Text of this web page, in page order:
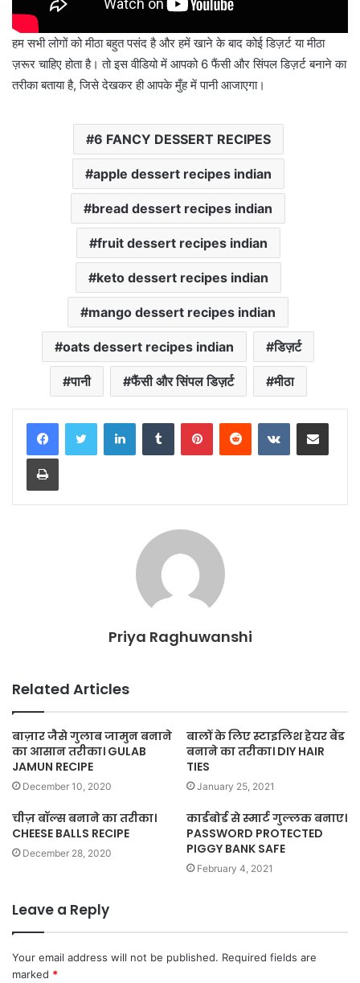
हम सभी लोगों को मीठा बहुत पसंद है और हमें खाने के बाद कोई डिज़र्ट या मीठा
ज़रूर चाहिए होता है। तो इस वीडियो में आपको 6 फैंसी और सिंपल डिज़र्ट बनाने का
तरीका बताया है, जिसे देखकर ही आपके मुँह में पानी आजाएगा।
6 FANCY DESSERT RECIPES
apple dessert recipes indian
bread dessert recipes indian
fruit dessert recipes indian
keto dessert recipes indian
mango dessert recipes indian
oats dessert recipes indian डिज़र्ट
पानी फैंसी और सिंपल डिज़र्ट मीठा
LinkedInTumblr PinterestReddit VKontakteShare via Email
Print
Priya Raghuwanshi
Related Articles
बाज़ार जैसे गुलाब जामुन बनाने
का आसान तरीका। GULAB
JAMUN RECIPE
December 10, 2020
बालों के लिए स्टाइलिश हेयर बैंड
बनाने का तरीका। DIY HAIR
TIES
January 25, 2021
चीज़ बॉल्स बनाने का तरीका।
CHEESE BALLS RECIPE
December 28, 2020
कार्डबोर्ड से स्मार्ट गुल्लक बनाए।
PASSWORD PROTECTED
PIGGY BANK SAFE
February 4, 2021
Leave a Reply
Your email address will not be published. Required fields are
marked *